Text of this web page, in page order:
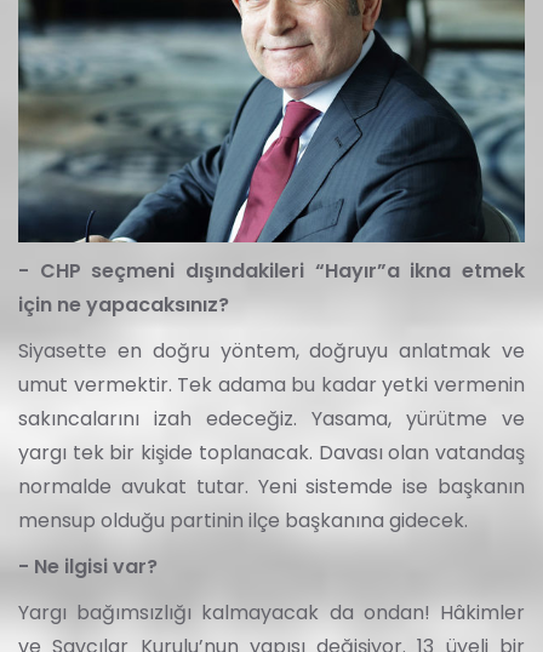
- CHP seçmeni dışındakileri “Hayır”a ikna etmek
için ne yapacaksınız?
Siyasette en doğru yöntem, doğruyu anlatmak ve
umut vermektir. Tek adama bu kadar yetki vermenin
sakıncalarını izah edeceğiz. Yasama, yürütme ve
yargı tek bir kişide toplanacak. Davası olan vatandaş
normalde avukat tutar. Yeni sistemde ise başkanın
mensup olduğu partinin ilçe başkanına gidecek.
- Ne ilgisi var?
Yargı bağımsızlığı kalmayacak da ondan! Hâkimler